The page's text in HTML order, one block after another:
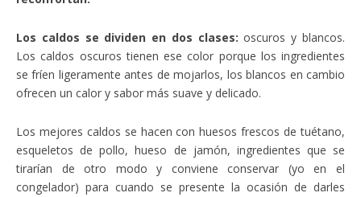
Los caldos se dividen en dos clases: oscuros y blancos.
Los caldos oscuros tienen ese color porque los ingredientes
se fríen ligeramente antes de mojarlos, los blancos en cambio
ofrecen un calor y sabor más suave y delicado.
Los mejores caldos se hacen con huesos frescos de tuétano,
esqueletos de pollo, hueso de jamón, ingredientes que se
tirarían de otro modo y conviene conservar (yo en el
congelador) para cuando se presente la ocasión de darles